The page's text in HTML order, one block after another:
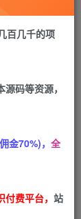
，兼职赚钱
百几千的项
码等资源，
金70%)， 全
费平台， 站